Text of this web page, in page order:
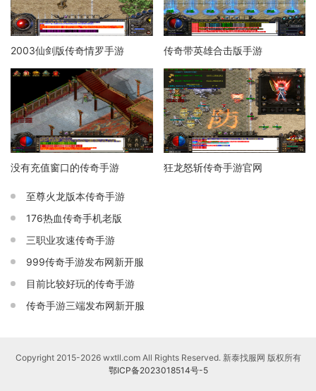
2003仙剑版传奇情罗手游 传奇带英雄合击版手游
没有充值窗口的传奇手游 狂龙怒斩传奇手游官网
至尊火龙版本传奇手游
176热血传奇手机老版
三职业攻速传奇手游
999传奇手游发布网新开服
目前比较好玩的传奇手游
传奇手游三端发布网新开服
Copyright 2015-2026 wxtll.com All Rights Reserved. 新泰找服网 版权所有
鄂ICP备2023018514号-5